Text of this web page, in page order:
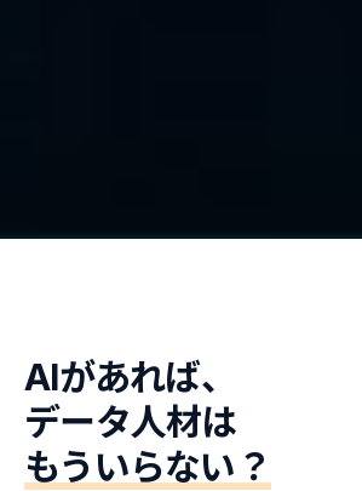
AIがあれば、
データ人材は
もういらない？